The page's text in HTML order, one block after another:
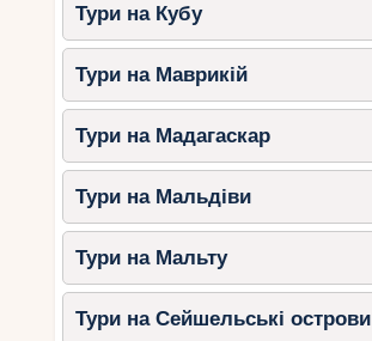
Тури на Кубу
Тури на Маврикій
Тури на Мадагаскар
Тури на Мальдіви
Тури на Мальту
Тури на Сейшельські острови